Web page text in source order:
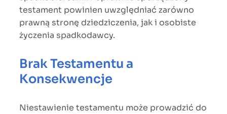
testament powinien uwzględniać zarówno
prawną stronę dziedziczenia, jak i osobiste
życzenia spadkodawcy.
Brak Testamentu a
Konsekwencje
Niestawienie testamentu może prowadzić do